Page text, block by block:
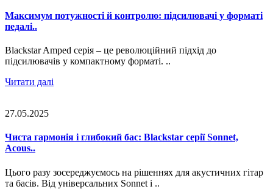
Максимум потужності й контролю: підсилювачі у форматі
педалі..
Blackstar Amped серія – це революційний підхід до
підсилювачів у компактному форматі. ..
Читати далі
27.05.2025
Чиста гармонія і глибокий бас: Blackstar серії Sonnet,
Acous..
Цього разу зосереджуємось на рішеннях для акустичних гітар
та басів. Від універсальних Sonnet і ..